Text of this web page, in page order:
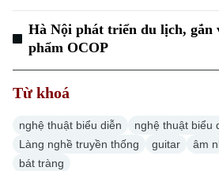
Hà Nội phát triển du lịch, gắn
phẩm OCOP
Từ khoá
nghệ thuật biểu diễn
nghệ thuật biểu
Làng nghề truyền thống
guitar
âm
bát tràng